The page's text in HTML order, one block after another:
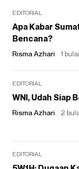
EDITORIAL
Apa Kabar
Bencana?
Risma Azhari 1
EDITORIAL
WNI, Udah Siap
Risma Azhari 2
EDITORIAL